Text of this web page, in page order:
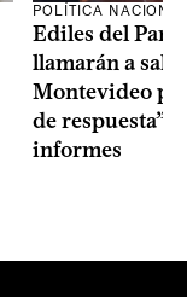
POLÍTICA
Ediles del
llamarán a sala
Montevideo
de respuesta”
informes